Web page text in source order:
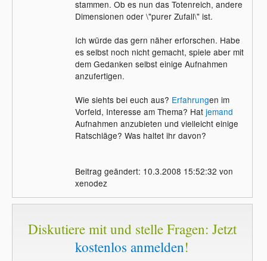
stammen. Ob es nun das Totenreich, andere
Dimensionen oder \"purer Zufall\" ist.
Ich würde das gern näher erforschen. Habe
es selbst noch nicht gemacht, spiele aber mit
dem Gedanken selbst einige Aufnahmen
anzufertigen.
Wie siehts bei euch aus? Erfahrungen im
Vorfeld, Interesse am Thema? Hat jemand
Aufnahmen anzubieten und vielleicht einige
Ratschläge? Was haltet ihr davon?
Beitrag geändert: 10.3.2008 15:52:32 von
xenodez
Diskutiere mit und stelle Fragen: Jetzt
kostenlos anmelden!